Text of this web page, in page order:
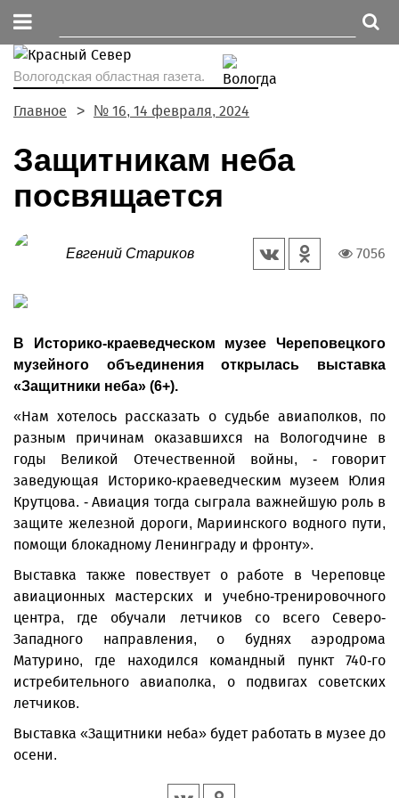
Вологодская областная газета.
Главное № 16, 14 февраля, 2024
Защитникам неба
посвящается
Евгений Стариков 7056
В Историко-краеведческом музее Череповецкого
музейного объединения открылась выставка
«Защитники неба» (6+).
«Нам хотелось рассказать о судьбе авиаполков, по
разным причинам оказавшихся на Вологодчине в
годы Великой Отечественной войны, - говорит
заведующая Историко-краеведческим музеем Юлия
Крутцова. - Авиация тогда сыграла важнейшую роль в
защите железной дороги, Мариинского водного пути,
помощи блокадному Ленинграду и фронту».
Выставка также повествует о работе в Череповце
авиационных мас­терских и учебно-тренировочного
центра, где обучали летчиков со всего Северо-
Западного направления, о буднях аэродрома
Матурино, где находился командный пункт 740-го
истребительного авиаполка, о подвигах советских
летчиков.
Выставка «Защитники неба» будет работать в музее до
осени.